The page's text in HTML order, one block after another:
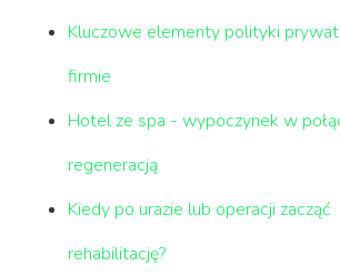
Kluczowe elementy polityki
firmie
Hotel ze spa - wypoczynek w
regeneracją
Kiedy po urazie lub operacji zacząć
rehabilitację?